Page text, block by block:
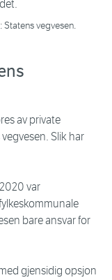
vegvesen.
av private
Slik har
var
bare ansvar for
gjensidig opsjon